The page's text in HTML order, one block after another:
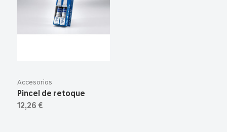
Accesorios
Pincel de retoque
12,26 €